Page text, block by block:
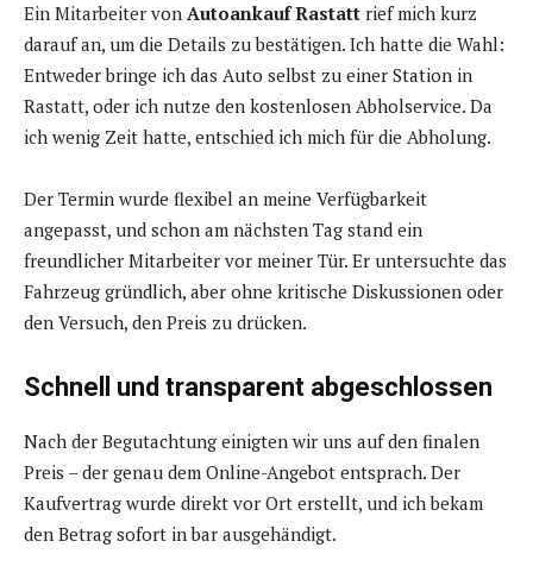
Ein Mitarbeiter von Autoankauf Rastatt rief mich kurz
darauf an, um die Details zu bestätigen. Ich hatte die Wahl:
Entweder bringe ich das Auto selbst zu einer Station in
Rastatt, oder ich nutze den kostenlosen Abholservice. Da
ich wenig Zeit hatte, entschied ich mich für die Abholung.
Der Termin wurde flexibel an meine Verfügbarkeit
angepasst, und schon am nächsten Tag stand ein
freundlicher Mitarbeiter vor meiner Tür. Er untersuchte das
Fahrzeug gründlich, aber ohne kritische Diskussionen oder
den Versuch, den Preis zu drücken.
Schnell und transparent abgeschlossen
Nach der Begutachtung einigten wir uns auf den finalen
Preis – der genau dem Online-Angebot entsprach. Der
Kaufvertrag wurde direkt vor Ort erstellt, und ich bekam
den Betrag sofort in bar ausgehändigt.